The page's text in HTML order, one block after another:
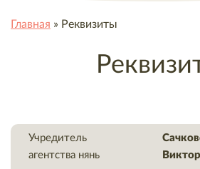
Главная » Реквизиты
Учредитель
агентства нянь